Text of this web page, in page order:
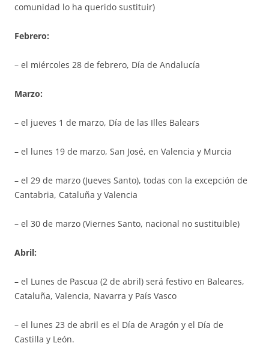
comunidad lo ha querido sustituir)
Febrero:
– el miércoles 28 de febrero, Día de Andalucía
Marzo:
– el jueves 1 de marzo, Día de las Illes Balears
– el lunes 19 de marzo, San José, en Valencia y Murcia
– el 29 de marzo (Jueves Santo), todas con la excepción de
Cantabria, Cataluña y Valencia
– el 30 de marzo (Viernes Santo, nacional no sustituible)
Abril:
– el Lunes de Pascua (2 de abril) será festivo en Baleares,
Cataluña, Valencia, Navarra y País Vasco
– el lunes 23 de abril es el Día de Aragón y el Día de
Castilla y León.